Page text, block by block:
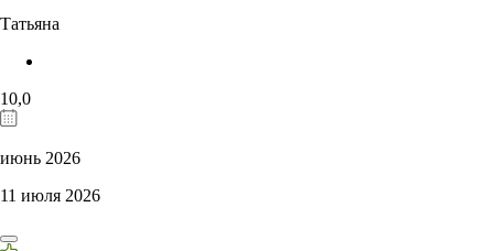
Татьяна
10,0
июнь 2026
11 июля 2026